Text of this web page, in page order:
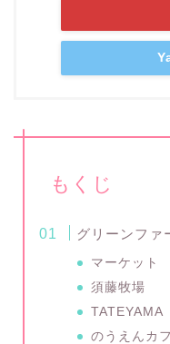
もくじ
グリーンファ
マーケット
須藤牧場
のうえんカ